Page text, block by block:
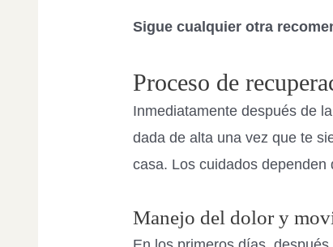
Sigue cualquier otra
Proceso de
Inmediatamente después de
dada de alta una vez que te
casa. Los cuidados
Manejo del dolor y